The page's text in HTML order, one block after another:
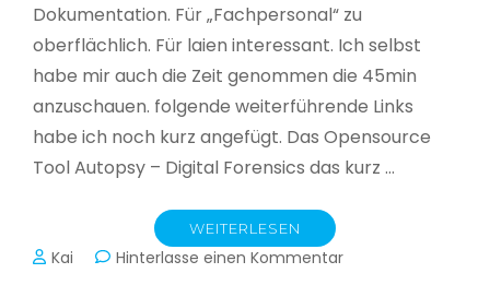
Dokumentation. Für „Fachpersonal“ zu
oberflächlich. Für laien interessant. Ich selbst
habe mir auch die Zeit genommen die 45min
anzuschauen. folgende weiterführende Links
habe ich noch kurz angefügt. Das Opensource
Tool Autopsy – Digital Forensics das kurz …
WEITERLESEN
Kai Hinterlasse einen Kommentarzu